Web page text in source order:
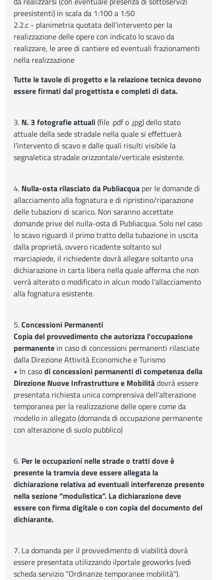
preesistenti) in scala da 1:100 a 1:50
2.2.c - planimetria quotata dell’intervento per la
realizzazione delle opere con indicato lo scavo da
realizzare, le aree di cantiere ed eventuali frazionamenti
nella realizzazione
Tutte le tavole di progetto e la relazione tecnica devono
essere firmati dal progettista e completi di data.
3. N. 3 fotografie attuali(file .pdf o .jpg) dello stato
attuale della sede stradale nella quale si effettuerà
l'intervento di scavo e dalle quali risulti visibile la
segnaletica stradale orizzontale/verticale esistente.
4. Nulla-osta rilasciato da Publiacqua per le domande di
allacciamento alla fognatura e di ripristino/riparazione
delle tubazioni di scarico. Non saranno accettate
domande prive del nulla-osta di Publiacqua. Solo nel caso
lo scavo riguardi il primo tratto della tubazione in uscita
dalla proprietà, ovvero ricadente soltanto sul
marciapiede, il richiedente dovrà allegare soltanto una
dichiarazione in carta libera nella quale afferma che non
verrà alterato o modificato in alcun modo l'allacciamento
alla fognatura esistente.
5.Concessioni Permanenti
Copia del provvedimento che autorizza l'occupazione
permanente in caso di concessioni permanenti rilasciate
dalla Direzione Attività Economiche e Turismo
• In casodi concessioni permanenti di competenza della
Direzione Nuove Infrastrutture e Mobilitàdovrà essere
presentata richiesta unica comprensiva dell’alterazione
temporanea per la realizzazione delle opere come da
modello in allegato (domanda di occupazione permanente
con alterazione di suolo pubblico)
6. Per le occupazioni nelle strade o tratti dove è
presente la tramvia deve essere allegata la
dichiarazione relativa ad eventuali interferenze presente
nella sezione “modulistica”. La dichiarazione deve
essere con firma digitale o con copia del documento del
dichiarante.
7. La domanda per il provvedimento di viabilità dovrà
essere presentata utilizzando ilportale geoworks (vedi
scheda servizio "Ordinanze temporanee mobilità").